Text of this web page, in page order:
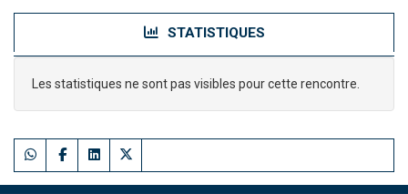
STATISTIQUES
Les statistiques ne sont pas visibles pour cette rencontre.